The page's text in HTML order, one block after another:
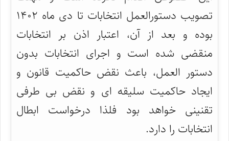
تصویب دستورالعمل انتخابات تا دی ماه ۱۴۰۲
بوده و بعد از آن، اعتبار اذن بر انتخابات
منقضی شده است و اجرای انتخابات بدون
دستور العمل، باعث نقض حاکمیت قانون و
ایجاد حاکمیت سلیقه ای و نقض بی طرفی
تقنینی خواهد بود فلذا درخواست ابطال
انتخابات را دارد.